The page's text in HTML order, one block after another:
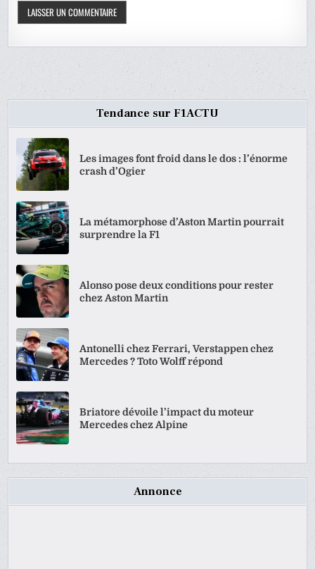
Tendance sur F1ACTU
Les images font froid dans le dos : l’énorme
crash d’Ogier
La métamorphose d’Aston Martin pourrait
surprendre la F1
Alonso pose deux conditions pour rester
chez Aston Martin
Antonelli chez Ferrari, Verstappen chez
Mercedes ? Toto Wolff répond
Briatore dévoile l’impact du moteur
Mercedes chez Alpine
Annonce